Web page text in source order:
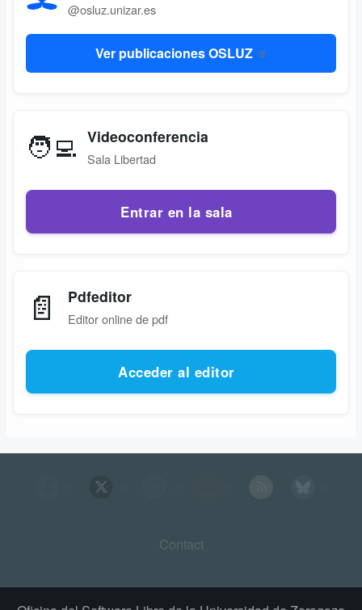
@osluz.unizar.es
Ver publicaciones OSLUZ
🧑‍💻 Videoconferencia
Sala Libertad
Entrar en la sala
📄 Pdfeditor
Editor online de pdf
Acceder al editor
Contact